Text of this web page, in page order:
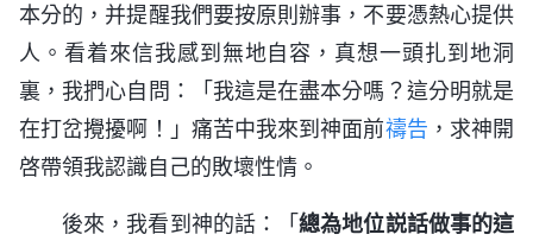
本分的，并提醒我們要按原則辦事，不要憑熱心提供
人。看着來信我感到無地自容，真想一頭扎到地洞
裏，我捫心自問：「我這是在盡本分嗎？這分明就是
在打岔攪擾啊！」痛苦中我來到神面前禱告 ，求神開
啓帶領我認識自己的敗壞性情。
後來，我看到神的話：「總為地位説話做事的這